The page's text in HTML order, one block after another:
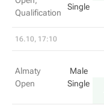
Qualification
Single
16.10, 17:10
Almaty
Open
Male
Single